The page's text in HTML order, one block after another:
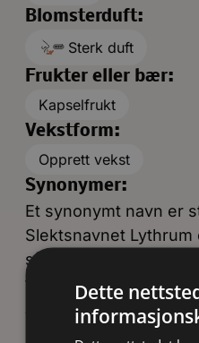
Blomsterduft:
Sterk duft
Frukter eller bær:
Kapselfrukt
Vekstform:
Opprett vekst
Synonymer:
Et synonymt navn er
Slektsnavnet
sårblod. Dette viser til
tidligere ble brukt til å
Artsnavnet salicaria,
Bladene ligner
Dette